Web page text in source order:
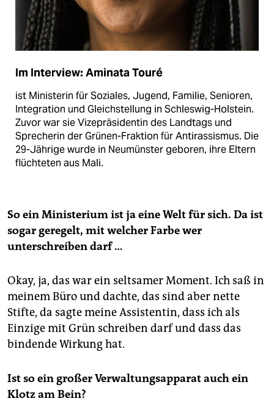
Im Interview: Aminata Touré
ist Ministerin für Soziales, Jugend, Familie, Senioren,
Integration und Gleichstellung in Schleswig-Holstein.
Zuvor war sie Vizepräsidentin des Landtags und
Sprecherin der Grünen-Fraktion für Antirassismus. Die
29-Jährige wurde in Neumünster geboren, ihre Eltern
flüchteten aus Mali.
So ein Ministerium ist ja eine Welt für sich. Da ist
sogar geregelt, mit welcher Farbe wer
unterschreiben darf …
Okay, ja, das war ein seltsamer Moment. Ich saß in
meinem Büro und dachte, das sind aber nette
Stifte, da sagte meine Assistentin, dass ich als
Einzige mit Grün schreiben darf und dass das
bindende Wirkung hat.
Ist so ein großer Verwaltungsapparat auch ein
Klotz am Bein?